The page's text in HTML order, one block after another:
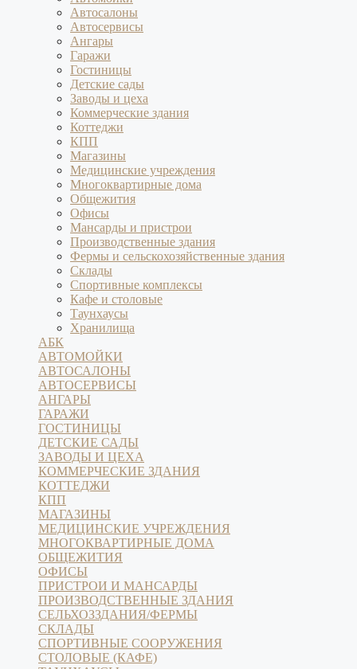
Автосалоны
Автосервисы
Ангары
Гаражи
Гостиницы
Детские сады
Заводы и цеха
Коммерческие здания
Коттеджи
КПП
Магазины
Медицинские учреждения
Многоквартирные дома
Общежития
Офисы
Мансарды и пристрои
Производственные здания
Фермы и сельскохозяйственные здания
Склады
Спортивные комплексы
Кафе и столовые
Таунхаусы
Хранилища
АБК
АВТОМОЙКИ
АВТОСАЛОНЫ
АВТОСЕРВИСЫ
АНГАРЫ
ГАРАЖИ
ГОСТИНИЦЫ
ДЕТСКИЕ САДЫ
ЗАВОДЫ И ЦЕХА
КОММЕРЧЕСКИЕ ЗДАНИЯ
КОТТЕДЖИ
КПП
МАГАЗИНЫ
МЕДИЦИНСКИЕ УЧРЕЖДЕНИЯ
МНОГОКВАРТИРНЫЕ ДОМА
ОБЩЕЖИТИЯ
ОФИСЫ
ПРИСТРОИ И МАНСАРДЫ
ПРОИЗВОДСТВЕННЫЕ ЗДАНИЯ
СЕЛЬХОЗЗДАНИЯ/ФЕРМЫ
СКЛАДЫ
СПОРТИВНЫЕ СООРУЖЕНИЯ
СТОЛОВЫЕ (КАФЕ)